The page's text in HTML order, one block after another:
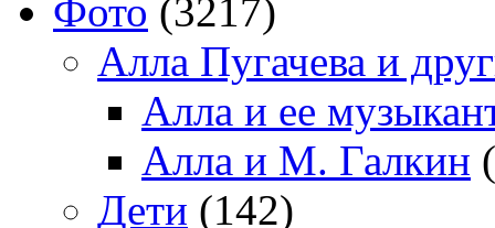
Фото (3217)
Алла Пугачева и
Алла и ее
Алла и М. Галкин
Дети (142)